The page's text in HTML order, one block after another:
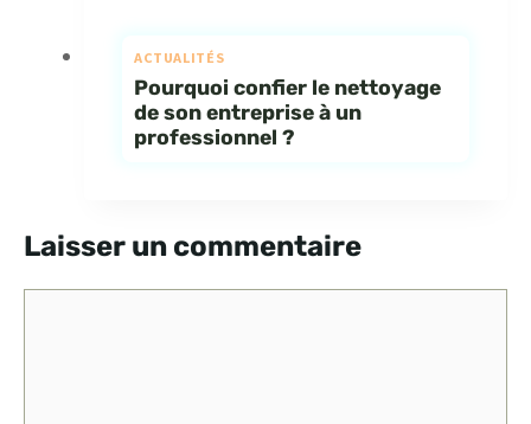
ACTUALITÉS
Pourquoi confier le nettoyage
de son entreprise à un
professionnel ?
Laisser un commentaire